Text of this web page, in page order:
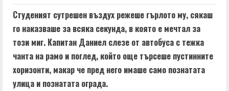
Студеният сутрешен въздух режеше гърлото му, сякаш
го наказваше за всяка секунда, в която е мечтал за
този миг. Капитан Даниел слезе от автобуса с тежка
чанта на рамо и поглед, който още търсеше пустинните
хоризонти, макар че пред него имаше само познатата
улица и познатата ограда.